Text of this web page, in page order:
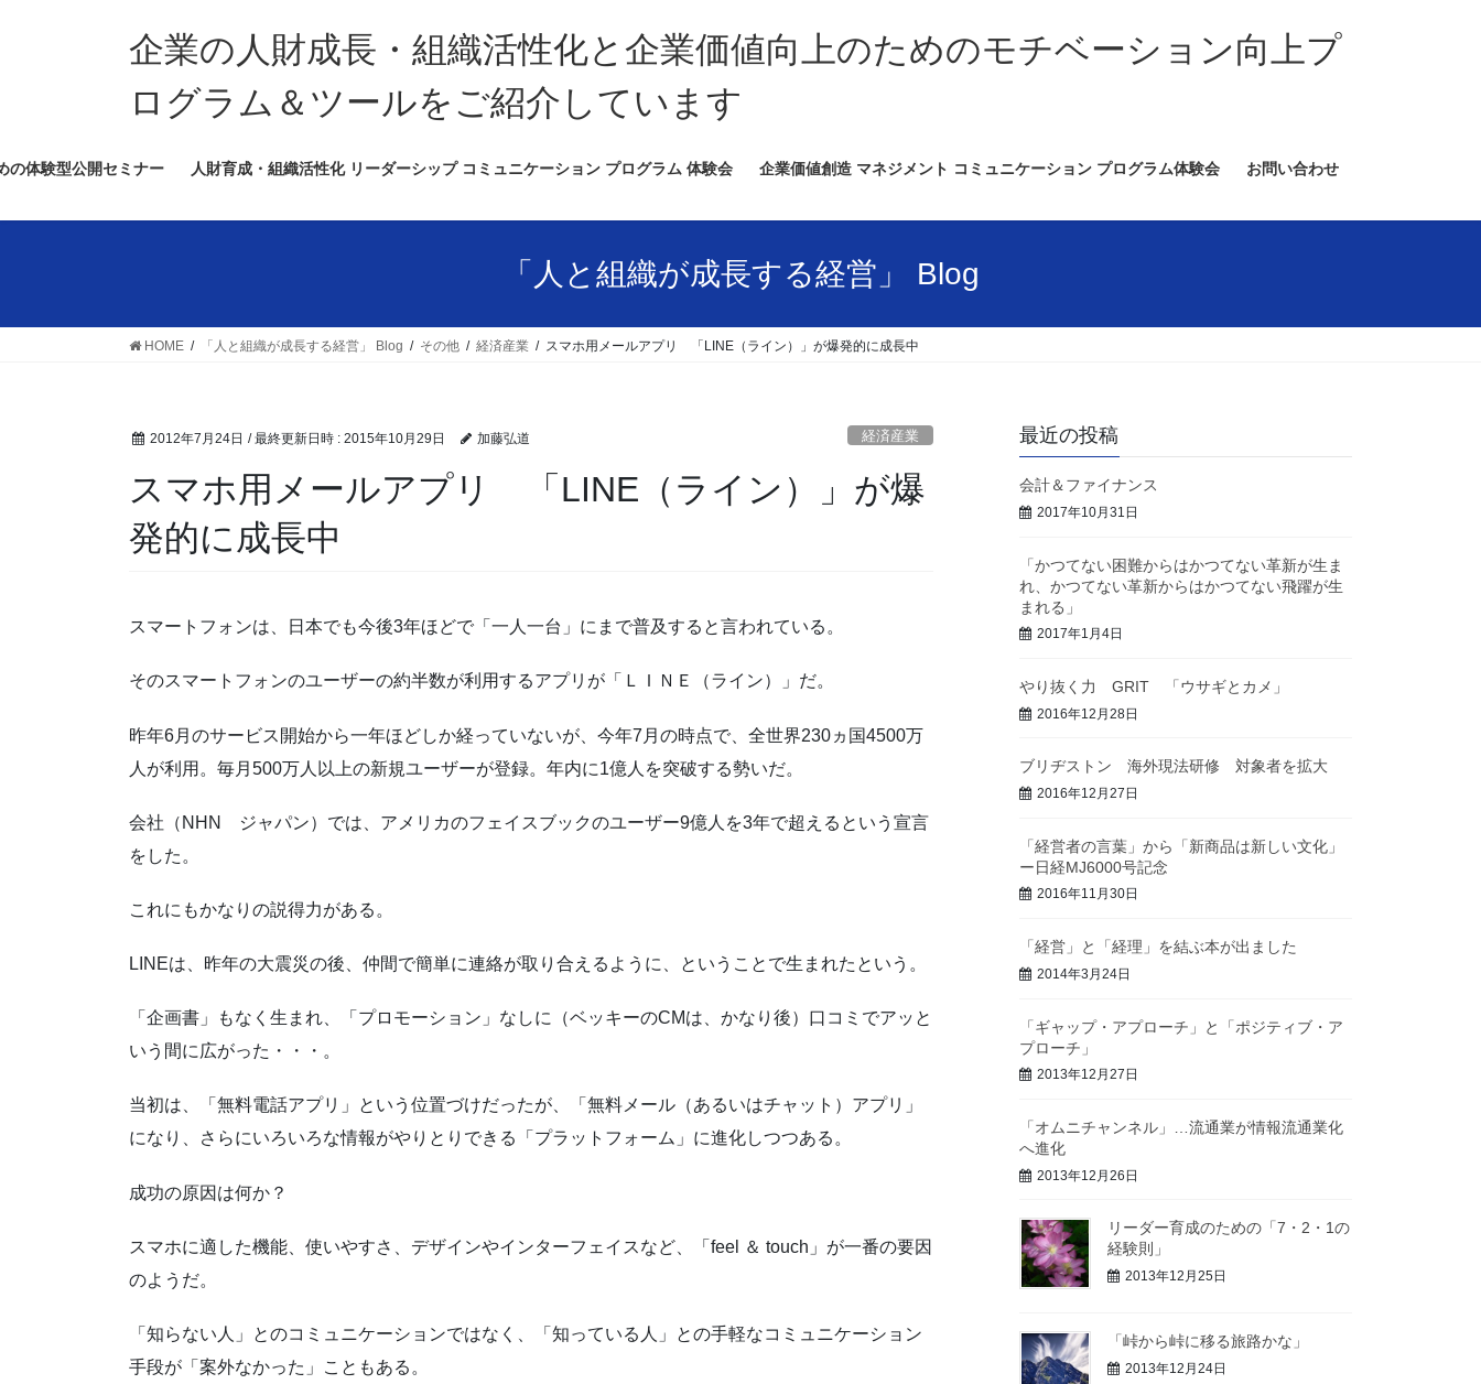
ス
ッ
ン
移
企業の人財成長・組織活性化と企業価値向上のためのモチベーション向上プ
ログラム＆ツールをご紹介しています
の体験型公開セミナー 人財育成・組織活性化 リーダーシップ コミュニケーション プログラム 体験会 企業価値創造 マネジメント コミュニケーション プログラム体験会 お問い合わせ
「人と組織が成長する経営」 Blog
HOME 「人と組織が成長する経営」 Blog その他 経済産業 スマホ用メールアプリ 「LINE（ライン）」が爆発的に成長中
2012年7月24日 / 最終更新日時 : 2015年10月29日 加藤弘道 経済産業
スマホ用メールアプリ 「LINE（ライン）」が爆
発的に成長中
スマートフォンは、日本でも今後3年ほどで「一人一台」にまで普及すると言われている。
そのスマートフォンのユーザーの約半数が利用するアプリが「ＬＩＮＥ（ライン）」だ。
昨年6月のサービス開始から一年ほどしか経っていないが、今年7月の時点で、全世界230ヵ国4500万
人が利用。毎月500万人以上の新規ユーザーが登録。年内に1億人を突破する勢いだ。
会社（NHN ジャパン）では、アメリカのフェイスブックのユーザー9億人を3年で超えるという宣言
をした。
これにもかなりの説得力がある。
LINEは、昨年の大震災の後、仲間で簡単に連絡が取り合えるように、ということで生まれたという。
「企画書」もなく生まれ、「プロモーション」なしに（ベッキーのCMは、かなり後）口コミでアッと
いう間に広がった・・・。
当初は、「無料電話アプリ」という位置づけだったが、「無料メール（あるいはチャット）アプリ」
になり、さらにいろいろな情報がやりとりできる「プラットフォーム」に進化しつつある。
成功の原因は何か？
スマホに適した機能、使いやすさ、デザインやインターフェイスなど、「feel ＆ touch」が一番の要因
のようだ。
「知らない人」とのコミュニケーションではなく、「知っている人」との手軽なコミュニケーション
手段が「案外なかった」こともある。
最近の投稿
会計＆ファイナンス
2017年10月31日
「かつてない困難からはかつてない革新が生ま
れ、かつてない革新からはかつてない飛躍が生
まれる」
2017年1月4日
やり抜く力 GRIT 「ウサギとカメ」
2016年12月28日
ブリヂストン 海外現法研修 対象者を拡大
2016年12月27日
「経営者の言葉」から「新商品は新しい文化」
ー日経MJ6000号記念
2016年11月30日
「経営」と「経理」を結ぶ本が出ました
2014年3月24日
「ギャップ・アプローチ」と「ポジティブ・ア
プローチ」
2013年12月27日
「オムニチャンネル」…流通業が情報流通業化
へ進化
2013年12月26日
リーダー育成のための「7・2・1の
経験則」
2013年12月25日
「峠から峠に移る旅路かな」
2013年12月24日